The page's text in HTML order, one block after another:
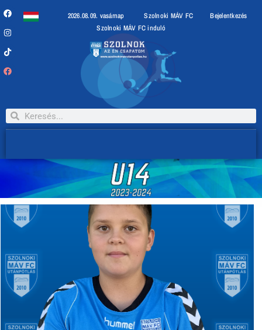
2026.08.09. vasárnap Szolnoki MÁV FC
Bejelentkezés
Szolnoki MÁV FC induló